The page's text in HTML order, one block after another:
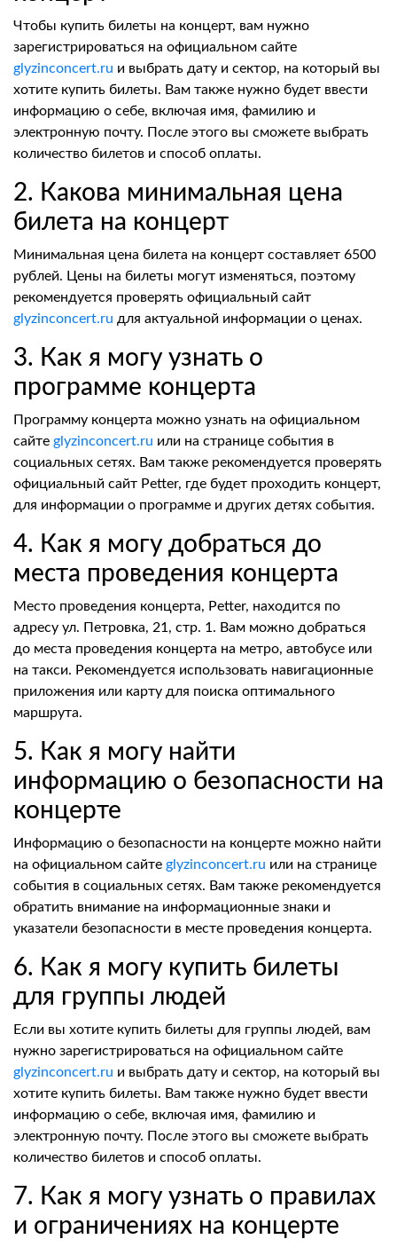
Чтобы купить билеты на концерт, вам нужно
зарегистрироваться на официальном сайте
glyzinconcert.ru и выбрать дату и сектор, на который вы
хотите купить билеты. Вам также нужно будет ввести
информацию о себе, включая имя, фамилию и
электронную почту. После этого вы сможете выбрать
количество билетов и способ оплаты.
2. Какова минимальная цена
билета на концерт
Минимальная цена билета на концерт составляет 6500
рублей. Цены на билеты могут изменяться, поэтому
рекомендуется проверять официальный сайт
glyzinconcert.ru для актуальной информации о ценах.
3. Как я могу узнать о
программе концерта
Программу концерта можно узнать на официальном
сайте glyzinconcert.ru или на странице события в
социальных сетях. Вам также рекомендуется проверять
официальный сайт Petter, где будет проходить концерт,
для информации о программе и других детях события.
4. Как я могу добраться до
места проведения концерта
Место проведения концерта, Petter, находится по
адресу ул. Петровка, 21, стр. 1. Вам можно добраться
до места проведения концерта на метро, автобусе или
на такси. Рекомендуется использовать навигационные
приложения или карту для поиска оптимального
маршрута.
5. Как я могу найти
информацию о безопасности на
концерте
Информацию о безопасности на концерте можно найти
на официальном сайте glyzinconcert.ru или на странице
события в социальных сетях. Вам также рекомендуется
обратить внимание на информационные знаки и
указатели безопасности в месте проведения концерта.
6. Как я могу купить билеты
для группы людей
Если вы хотите купить билеты для группы людей, вам
нужно зарегистрироваться на официальном сайте
glyzinconcert.ru и выбрать дату и сектор, на который вы
хотите купить билеты. Вам также нужно будет ввести
информацию о себе, включая имя, фамилию и
электронную почту. После этого вы сможете выбрать
количество билетов и способ оплаты.
7. Как я могу узнать о правилах
и ограничениях на концерте